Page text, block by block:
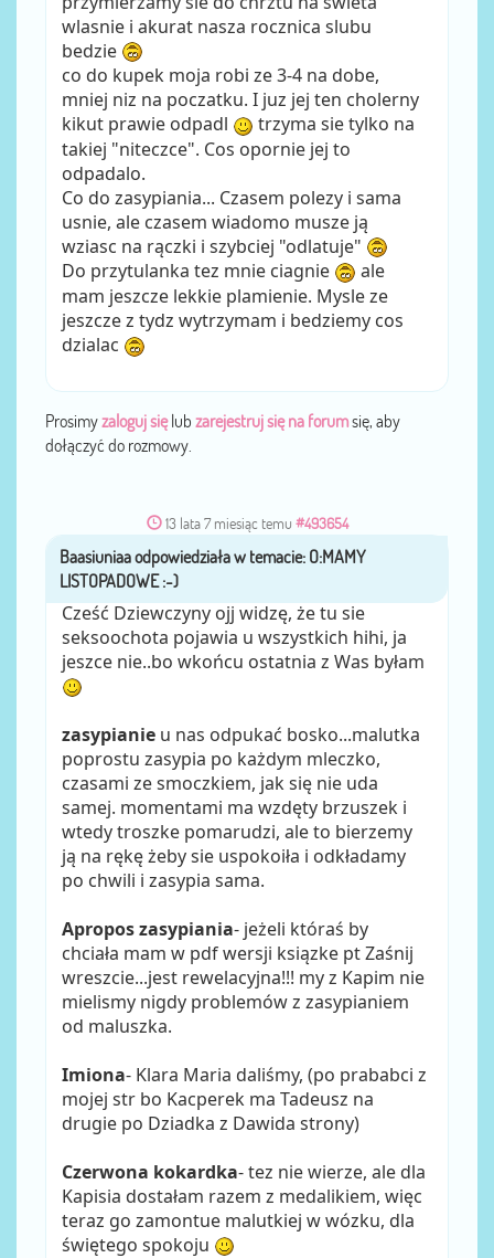
wlasnie i akurat nasza rocznica slubu
bedzie
co do kupek moja robi ze 3-4 na dobe,
mniej niz na poczatku. I juz jej ten cholerny
kikut prawie odpadl
trzyma sie tylko na
takiej "niteczce". Cos opornie jej to
odpadalo.
Co do zasypiania... Czasem polezy i sama
usnie, ale czasem wiadomo musze ją
wziasc na rączki i szybciej "odlatuje"
Do przytulanka tez mnie ciagnie
ale
mam jeszcze lekkie plamienie. Mysle ze
jeszcze z tydz wytrzymam i bedziemy cos
dzialac
Prosimyzaloguj sięlub zarejestruj się na forumsię, aby
dołączyć do rozmowy.
13 lata 7 miesiąc temu #493654
przezBaasiuniaa
Cześć Dziewczyny ojj widzę, że tu sie
seksoochota pojawia u wszystkich hihi, ja
jeszce nie..bo wkońcu ostatnia z Was byłam
zasypianie u nas odpukać bosko...malutka
poprostu zasypia po każdym mleczko,
czasami ze smoczkiem, jak się nie uda
samej. momentami ma wzdęty brzuszek i
wtedy troszke pomarudzi, ale to bierzemy
ją na rękę żeby sie uspokoiła i odkładamy
po chwili i zasypia sama.
Apropos zasypiania- jeżeli któraś by
chciała mam w pdf wersji ksiązke pt Zaśnij
wreszcie...jest rewelacyjna!!! my z Kapim nie
mielismy nigdy problemów z zasypianiem
od maluszka.
Imiona- Klara Maria daliśmy, (po prababci z
mojej str bo Kacperek ma Tadeusz na
drugie po Dziadka z Dawida strony)
Czerwona kokardka- tez nie wierze, ale dla
Kapisia dostałam razem z medalikiem, więc
teraz go zamontue malutkiej w wózku, dla
świętego spokoju